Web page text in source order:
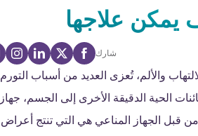
يمكن علاجها
شارك
والألم، تُعزى العديد من أسباب التورم
الحية الدقيقة الأخرى إلى الجسم، جهاز
من قبل الجهاز المناعي هي التي تنتج أعراض